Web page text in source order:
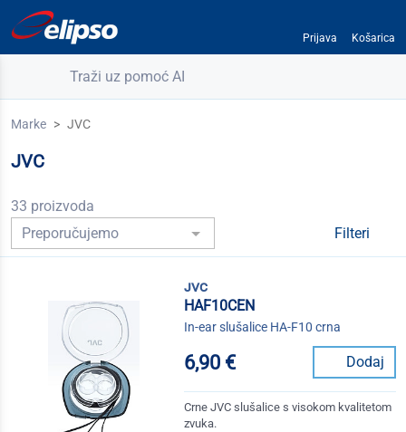
Prijava Košarica
Traži uz pomoć AI
Marke JVC
JVC
33 proizvoda
Filteri
jvc
HAF10CEN
In-ear slušalice HA-F10 crna
6,90 € Dodaj
Crne JVC slušalice s visokom kvalitetom
zvuka.